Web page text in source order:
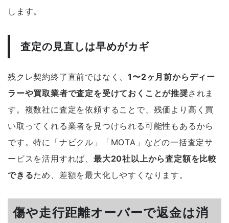
します。
査定の見直しは早めがカギ
残クレ契約終了直前ではなく、1〜2ヶ月前からディー
ラーや買取業者で査定を受けておくことが推奨されま
す。複数社に査定を依頼することで、残価より高く買
い取ってくれる業者を見つけられる可能性もあるから
です。特に「ナビクル」「MOTA」などの一括査定サ
ービスを活用すれば、 最大20社以上から査定額を比較
できるため、差額を最大化しやすくなります。
傷や走行距離オーバーで返金は消